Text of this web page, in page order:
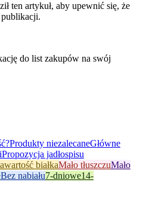
ten artykuł, aby upewnić się, że
publikacji.
do list zakupów na swój
Produkty niezalecaneGłówne
Propozycja jadłospisu
białkaMało tłuszczuMało
Bez nabiału7-dniowe14-